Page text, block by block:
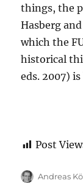
things, the
Hasberg
which the
historical
eds. 2007)
Post
Autor
Andreas